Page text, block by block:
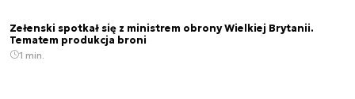
Zełenski spotkał się z ministrem obrony Wielkiej Brytanii.
Tematem produkcja broni
1 min.